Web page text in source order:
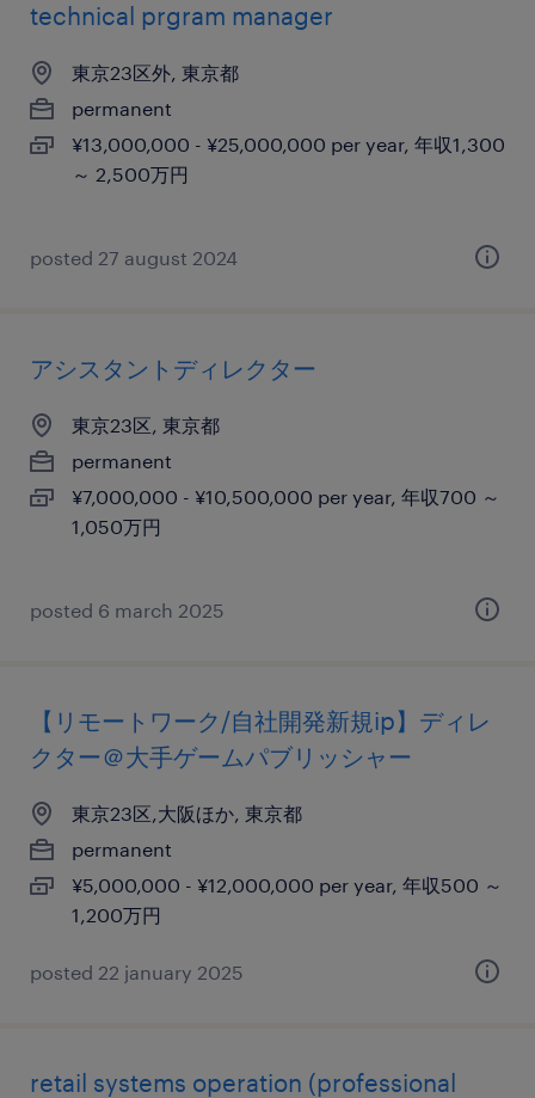
technical prgram manager
東京23区外, 東京都
permanent
¥13,000,000 - ¥25,000,000 per year, 年収1,300
～ 2,500万円
posted 27 august 2024
アシスタントディレクター
東京23区, 東京都
permanent
¥7,000,000 - ¥10,500,000 per year, 年収700 ～
1,050万円
posted 6 march 2025
【リモートワーク/自社開発新規ip】ディレ
クター＠大手ゲームパブリッシャー
東京23区,大阪ほか, 東京都
permanent
¥5,000,000 - ¥12,000,000 per year, 年収500 ～
1,200万円
posted 22 january 2025
retail systems operation (professional